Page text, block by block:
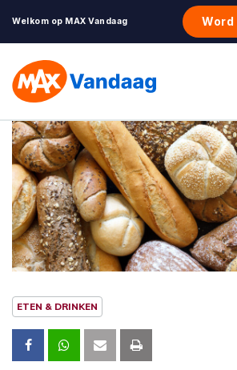
Welkom op MAX Vandaag Word
ETEN & DRINKEN